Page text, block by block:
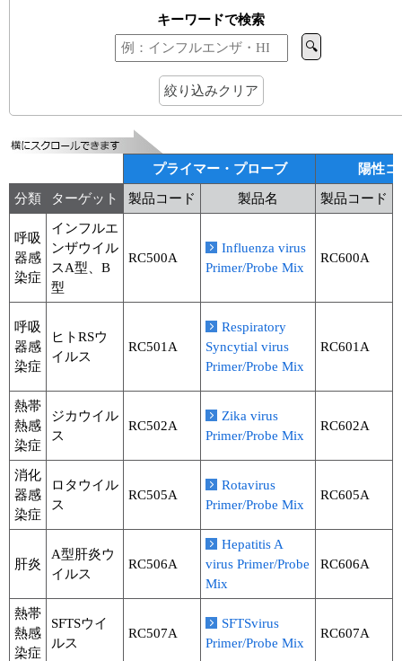
キーワードで検索
🔍
絞り込みクリア
プライマー・プローブ 陽性
分類 ターゲット 製品コード 製品名 製品コード
呼吸
器感
染症
インフルエ
ンザウイル
スA型、B
型
RC500A
Influenza virus
Primer/Probe Mix
RC600A
呼吸
器感
染症
ヒトRSウ
イルス
RC501A
Respiratory
Syncytial virus
Primer/Probe Mix
RC601A
熱帯
熱感
染症
ジカウイル
ス
RC502A
Zika virus
Primer/Probe Mix
RC602A
消化
器感
染症
ロタウイル
ス
RC505A
Rotavirus
Primer/Probe Mix
RC605A
肝炎
A型肝炎ウ
イルス
RC506A
Hepatitis A
virus Primer/Probe
Mix
RC606A
熱帯
熱感
染症
SFTSウイ
ルス
RC507A
SFTSvirus
Primer/Probe Mix
RC607A